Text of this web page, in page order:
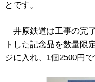
とです。
井原鉄道は工事の完
トした記念品を数量限
ジに入れ、1個2500円で